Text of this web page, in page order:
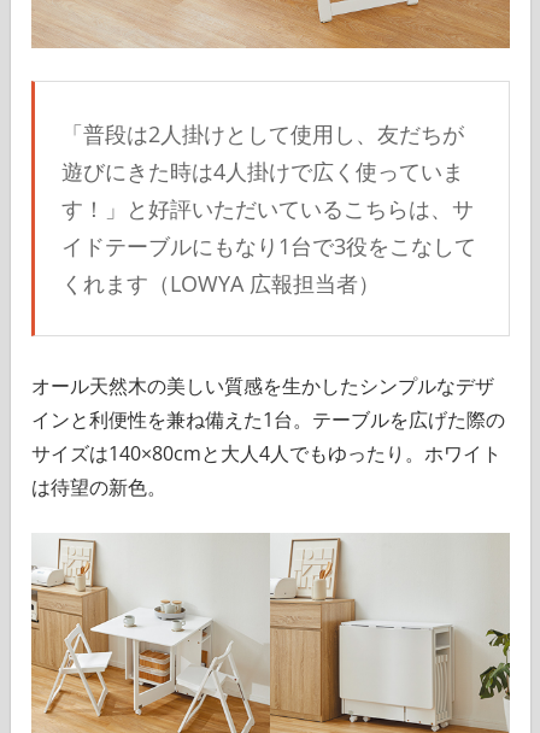
「普段は2人掛けとして使用し、友だちが
遊びにきた時は4人掛けで広く使っていま
す！」と好評いただいているこちらは、サ
イドテーブルにもなり1台で3役をこなして
くれます（LOWYA 広報担当者）
オール天然木の美しい質感を生かしたシンプルなデザ
インと利便性を兼ね備えた1台。テーブルを広げた際の
サイズは140×80cmと大人4人でもゆったり。ホワイト
は待望の新色。